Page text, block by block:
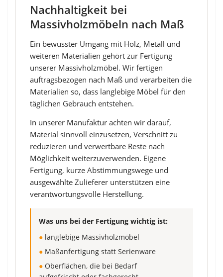
Nachhaltigkeit bei
Massivholzmöbeln nach Maß
Ein bewusster Umgang mit Holz, Metall und
weiteren Materialien gehört zur Fertigung
unserer Massivholzmöbel. Wir fertigen
auftragsbezogen nach Maß und verarbeiten die
Materialien so, dass langlebige Möbel für den
täglichen Gebrauch entstehen.
In unserer Manufaktur achten wir darauf,
Material sinnvoll einzusetzen, Verschnitt zu
reduzieren und verwertbare Reste nach
Möglichkeit weiterzuverwenden. Eigene
Fertigung, kurze Abstimmungswege und
ausgewählte Zulieferer unterstützen eine
verantwortungsvolle Herstellung.
Was uns bei der Fertigung wichtig ist:
● langlebige Massivholzmöbel
● Maßanfertigung statt Serienware
● Oberflächen, die bei Bedarf